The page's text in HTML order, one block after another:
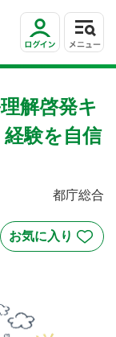
解啓発キ
験を自信
都庁総合